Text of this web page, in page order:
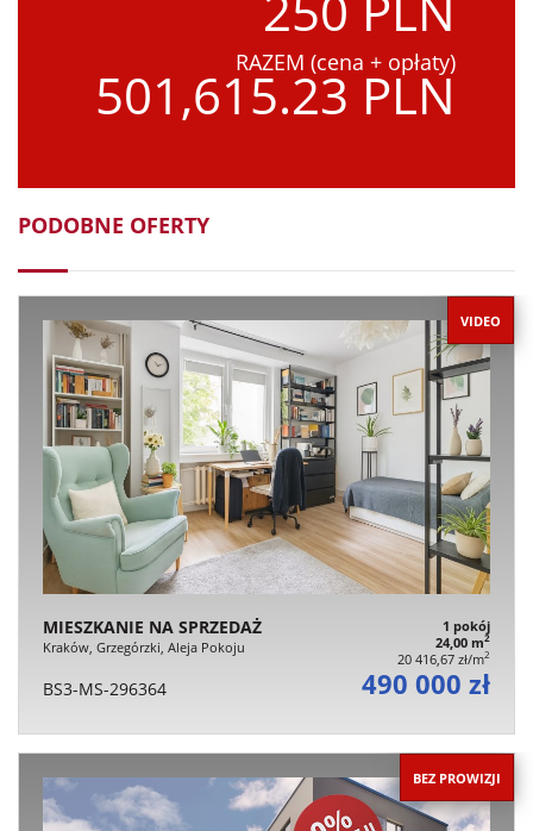
RAZEM (cena + opłaty)
501,615.23 PLN
PODOBNE OFERTY
VIDEO
MIESZKANIE NA SPRZEDAŻ
Kraków, Grzegórzki, Aleja Pokoju
1 pokój
24,00 m2
20 416,67 zł/m2
BS3-MS-296364 490 000 zł
BEZ PROWIZJI